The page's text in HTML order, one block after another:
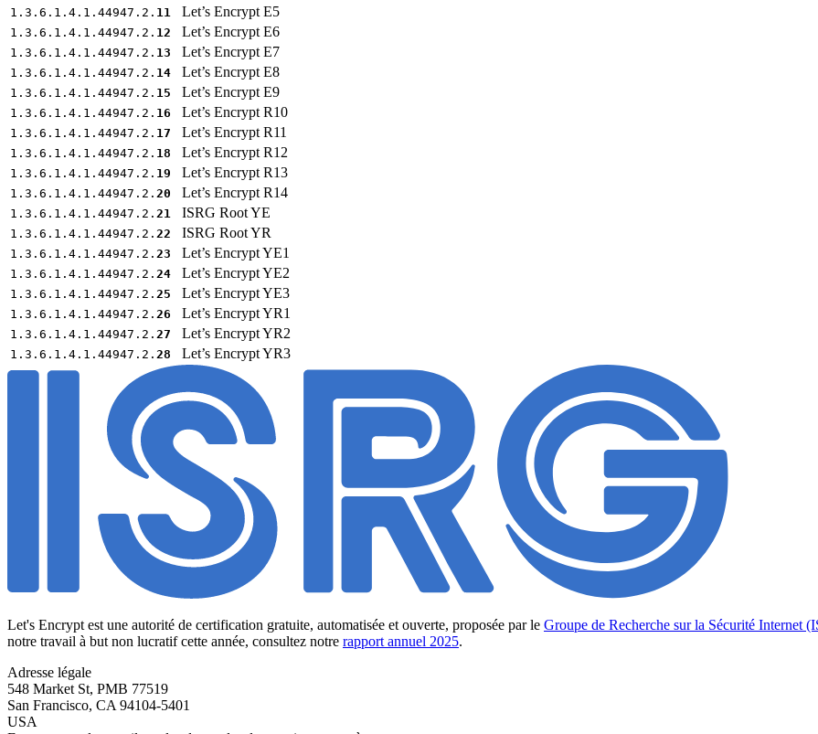
1.3.6.1.4.1.44947.2. 11 Let’s Encrypt E5
1.3.6.1.4.1.44947.2. 12 Let’s Encrypt E6
1.3.6.1.4.1.44947.2. 13 Let’s Encrypt E7
1.3.6.1.4.1.44947.2. 14 Let’s Encrypt E8
1.3.6.1.4.1.44947.2. 15 Let’s Encrypt E9
1.3.6.1.4.1.44947.2. 16 Let’s Encrypt R10
1.3.6.1.4.1.44947.2. 17 Let’s Encrypt R11
1.3.6.1.4.1.44947.2. 18 Let’s Encrypt R12
1.3.6.1.4.1.44947.2. 19 Let’s Encrypt R13
1.3.6.1.4.1.44947.2. 20 Let’s Encrypt R14
1.3.6.1.4.1.44947.2. 21 ISRG Root YE
1.3.6.1.4.1.44947.2. 22 ISRG Root YR
1.3.6.1.4.1.44947.2. 23 Let’s Encrypt YE1
1.3.6.1.4.1.44947.2. 24 Let’s Encrypt YE2
1.3.6.1.4.1.44947.2. 25 Let’s Encrypt YE3
1.3.6.1.4.1.44947.2. 26 Let’s Encrypt YR1
1.3.6.1.4.1.44947.2. 27 Let’s Encrypt YR2
1.3.6.1.4.1.44947.2. 28 Let’s Encrypt YR3
Let's Encrypt est une autorité de certification gratuite, automatisée et ouverte, proposée par le Groupe de Recherche sur la Sécurité Internet
notre travail à but non lucratif cette année, consultez notre rapport annuel 2025.
Adresse légale
548 Market St, PMB 77519
San Francisco, CA 94104-5401
USA